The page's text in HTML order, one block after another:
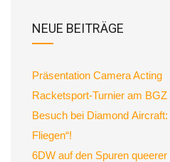
NEUE BEITRÄGE
Präsentation Camera Acting
Racketsport-Turnier am BGZ
Besuch bei Diamond
Fliegen“!
6DW auf den Spuren